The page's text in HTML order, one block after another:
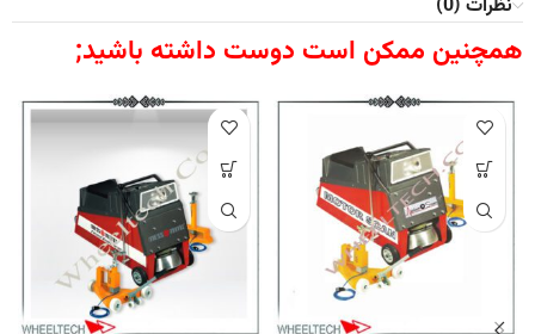
نظرات (0)
همچنین ممکن است دوست داشته باشید;